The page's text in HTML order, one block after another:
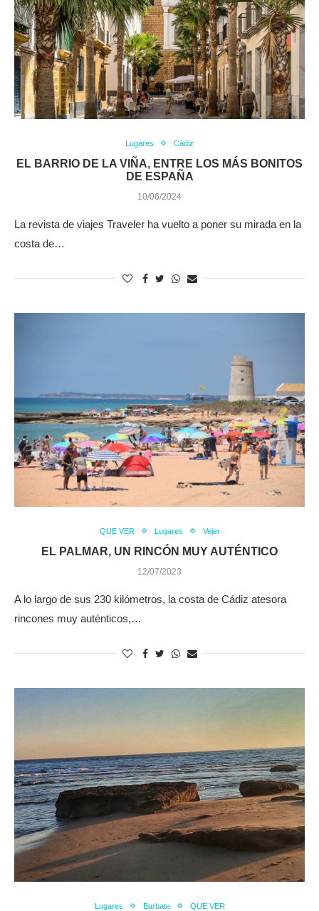
Lugares Cádiz
EL BARRIO DE LA VIÑA, ENTRE LOS MÁS BONITOS
DE ESPAÑA
10/06/2024
La revista de viajes Traveler ha vuelto a poner su mirada en la
costa de…
QUE VER Lugares Vejer
EL PALMAR, UN RINCÓN MUY AUTÉNTICO
12/07/2023
A lo largo de sus 230 kilómetros, la costa de Cádiz atesora
rincones muy auténticos,…
Lugares Barbate QUE VER